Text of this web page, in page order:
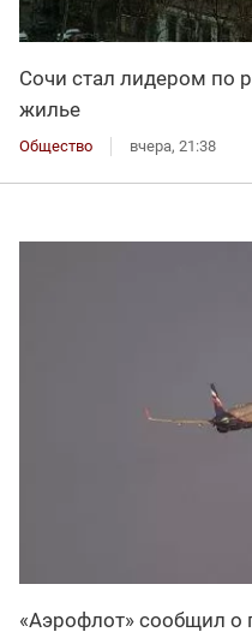
Сочи стал лидером по
жилье
Общество вчера, 21:38
«Аэрофлот» сообщил о